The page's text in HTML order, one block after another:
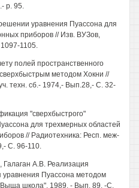
p. 95.
уравнения Пуассона для
приборов // Изв. ВУЗов,
1105.
полей пространственного
методом Хокни //
техн. сб.- 1974,- Вып.28,- С. 32-
"сверхбыстрого"
для трехмерных областей
// Радиотехника: Респ. меж-
С. 96-110.
А.В. Реализация
Пуассона методом
школа". 1989. - Вып. 89. -С.